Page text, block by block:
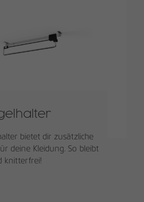
bietet dir zusätzliche
deine Kleidung. So bleibt
knitterfrei!